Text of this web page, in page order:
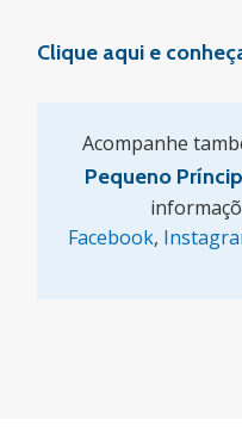
Clique aqui e
Acompanhe
Pequeno
Facebook,